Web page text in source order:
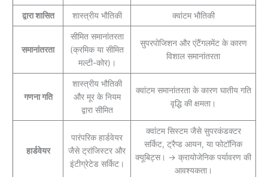
द्वारा शासित शास्त्रीय भौतिकी क्वांटम भौतिकी
समानांतरता
सीमित समानांतरता
(क्रमिक या सीमित
मल्टी-कोर)।
सुपरपोजिशन और एंटैंगलमेंट के कारण
विशाल समानांतरता
गणना गति
शास्त्रीय भौतिकी
और मूर के नियम
द्वारा सीमित
क्वांटम समानांतरता के कारण घातीय गति
वृद्धि की क्षमता।
हार्डवेयर
पारंपरिक हार्डवेयर
जैसे ट्रांजिस्टर और
इंटीग्रेटेड सर्किट।
क्वांटम सिस्टम जैसे सुपरकंडक्टर
सर्किट, ट्रैप्ड आयन, या फोटॉनिक
क्यूबिट्स। → क्रायोजेनिक पर्यावरण की
आवश्यकता।